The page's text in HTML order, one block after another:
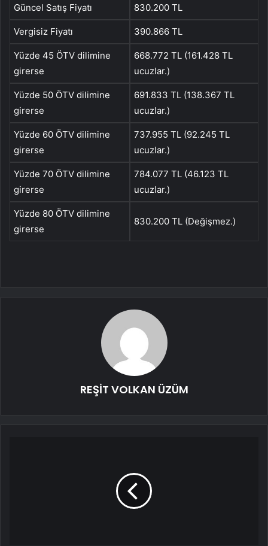
Güncel Satış Fiyatı 830.200 TL
Vergisiz Fiyatı 390.866 TL
Yüzde 45 ÖTV dilimine
girerse
668.772 TL (161.428 TL
ucuzlar.)
Yüzde 50 ÖTV dilimine
girerse
691.833 TL (138.367 TL
ucuzlar.)
Yüzde 60 ÖTV dilimine
girerse
737.955 TL (92.245 TL
ucuzlar.)
Yüzde 70 ÖTV dilimine
girerse
784.077 TL (46.123 TL
ucuzlar.)
Yüzde 80 ÖTV dilimine
girerse
830.200 TL (Değişmez.)
REŞİT VOLKAN ÜZÜM